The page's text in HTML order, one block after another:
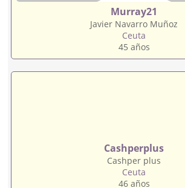
Murray21
Javier Navarro Muñoz
Ceuta
45 años
Cashperplus
Cashper plus
Ceuta
46 años